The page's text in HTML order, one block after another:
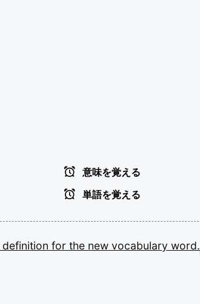
意味を覚える
単語を覚える
definition for the new vocabulary word.